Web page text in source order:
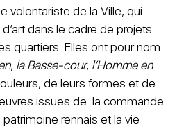
volontariste de la Ville, qui
dans le cadre de projets
quartiers. Elles ont pour nom
, la Basse-cour, l’Homme en
de leurs formes et de
issues de la commande
rennais et la vie